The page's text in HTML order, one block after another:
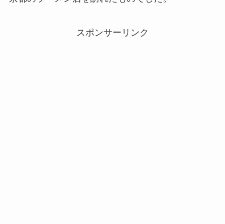
スポンサーリンク